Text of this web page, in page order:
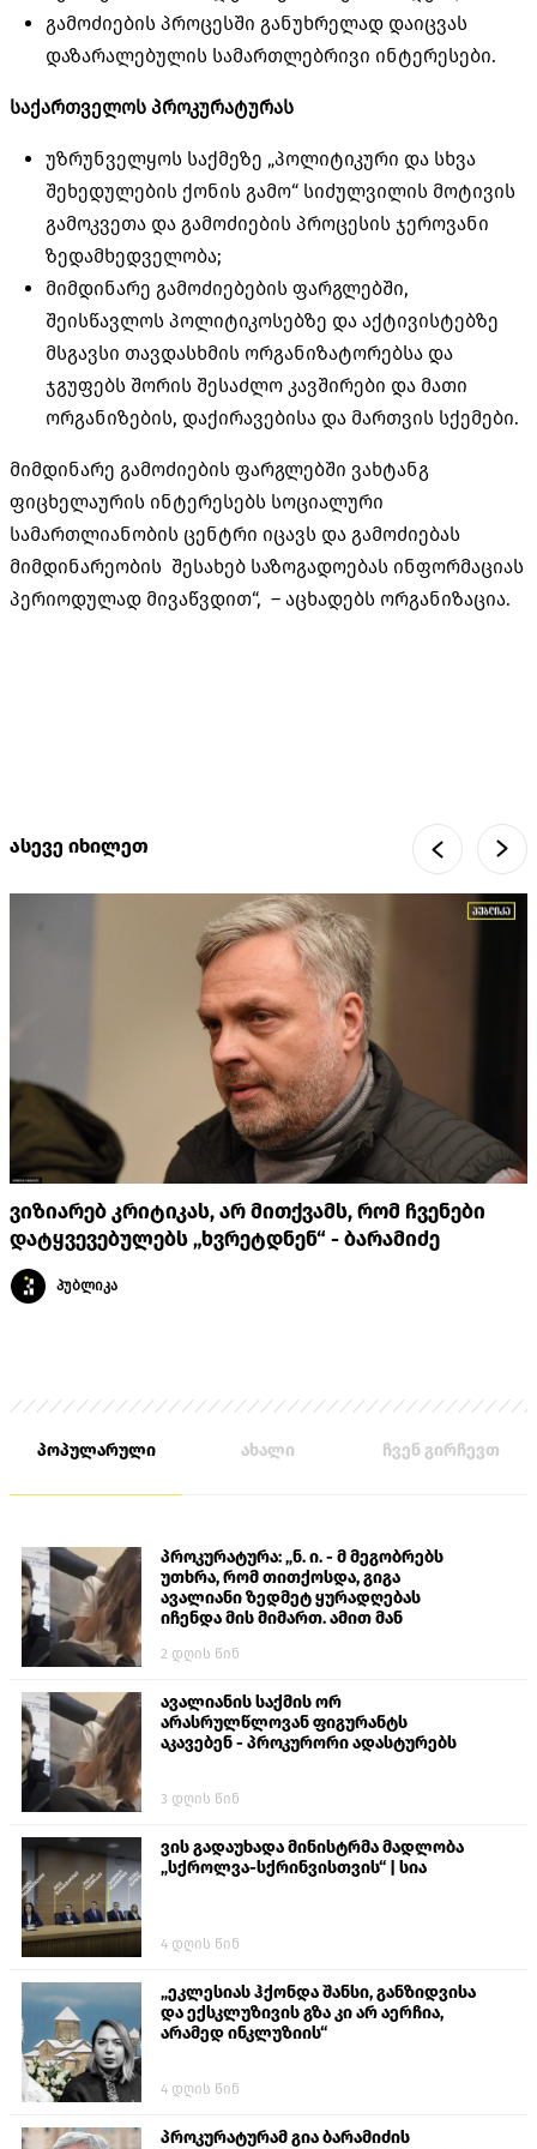
გამოძიების პროცესში განუხრელად დაიცვას
დაზარალებულის სამართლებრივი ინტერესები.
საქართველოს პროკურატურას
უზრუნველყოს საქმეზე „პოლიტიკური და სხვა
შეხედულების ქონის გამო“ სიძულვილის მოტივის
გამოკვეთა და გამოძიების პროცესის ჯეროვანი
ზედამხედველობა;
მიმდინარე გამოძიებების ფარგლებში,
შეისწავლოს პოლიტიკოსებზე და აქტივისტებზე
მსგავსი თავდასხმის ორგანიზატორებსა და
ჯგუფებს შორის შესაძლო კავშირები და მათი
ორგანიზების, დაქირავებისა და მართვის სქემები.
მიმდინარე გამოძიების ფარგლებში ვახტანგ
ფიცხელაურის ინტერესებს სოციალური
სამართლიანობის ცენტრი იცავს და გამოძიებას
მიმდინარეობის შესახებ საზოგადოებას ინფორმაციას
პერიოდულად მივაწვდით“, – აცხადებს ორგანიზაცია.
ასევე იხილეთ
ვიზიარებ კრიტიკას, არ მითქვამს, რომ ჩვენები
დატყვევებულებს „ხვრეტდნენ“ - ბარამიძე
პუბლიკა
პოპულარული ახალი ჩვენ გირჩევთ
პროკურატურა: „ნ. ი. - მ მეგობრებს
უთხრა, რომ თითქოსდა, გიგა
ავალიანი ზედმეტ ყურადღებას
იჩენდა მის მიმართ. ამით მან
თავს დასხმოდა გიგა ავალიანს“
2 დღის წინ
ავალიანის საქმის ორ
არასრულწლოვან ფიგურანტს
აკავებენ - პროკურორი ადასტურებს
3 დღის წინ
ვის გადაუხადა მინისტრმა მადლობა
„სქროლვა-სქრინვისთვის“ | სია
4 დღის წინ
„ეკლესიას ჰქონდა შანსი, განზიდვისა
და ექსკლუზივის გზა კი არ აერჩია,
არამედ ინკლუზიის“
4 დღის წინ
პროკურატურამ გია ბარამიძის